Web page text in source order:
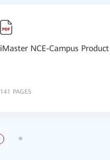
iMaster NCE-Campus
141 PAGES